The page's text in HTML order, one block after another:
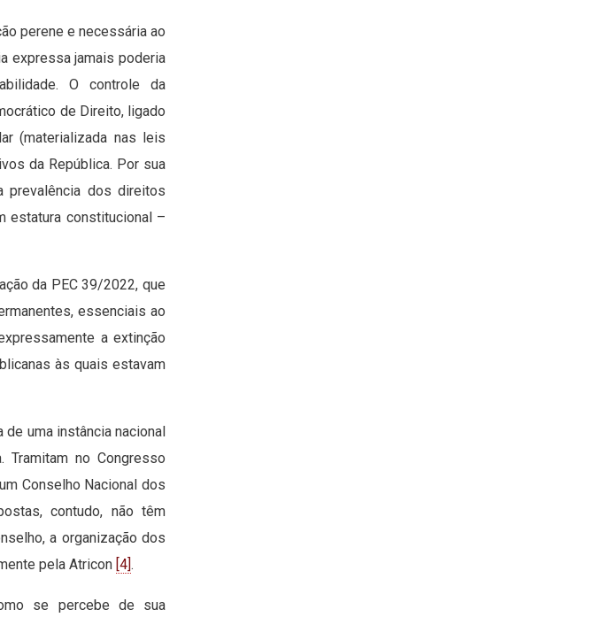
perene e necessária ao
expressa jamais poderia
O controle da
de Direito, ligado
(materializada nas leis
da República. Por sua
prevalência dos direitos
estatura constitucional –
da PEC 39/2022, que
essenciais ao
a extinção
às quais estavam
uma instância nacional
Tramitam no Congresso
Conselho Nacional dos
contudo, não têm
a organização dos
pela Atricon [4].
se percebe de sua